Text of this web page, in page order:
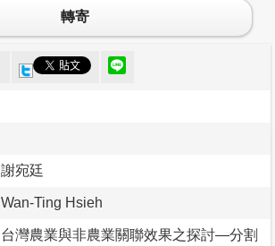
轉寄
謝宛廷
Wan-Ting Hsieh
台灣農業與非農業關聯效果之探討—分割